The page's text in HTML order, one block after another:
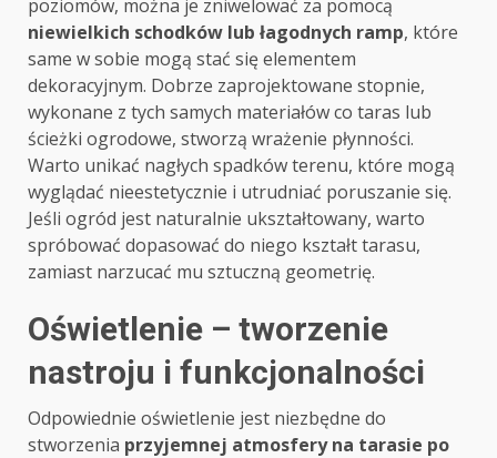
poziomów, można je zniwelować za pomocą
niewielkich schodków lub łagodnych ramp, które
same w sobie mogą stać się elementem
dekoracyjnym. Dobrze zaprojektowane stopnie,
wykonane z tych samych materiałów co taras lub
ścieżki ogrodowe, stworzą wrażenie płynności.
Warto unikać nagłych spadków terenu, które mogą
wyglądać nieestetycznie i utrudniać poruszanie się.
Jeśli ogród jest naturalnie ukształtowany, warto
spróbować dopasować do niego kształt tarasu,
zamiast narzucać mu sztuczną geometrię.
Oświetlenie – tworzenie
nastroju i funkcjonalności
Odpowiednie oświetlenie jest niezbędne do
stworzenia przyjemnej atmosfery na tarasie po